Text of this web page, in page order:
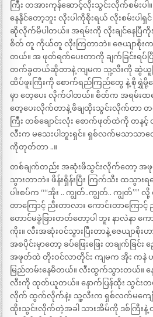
ကြီး တအားကုန်ဆောင့်လိုးသွင်းလိုက်စမ်းပါ။
နေနိုင်တော့ဘူး လိုးပါကိုစိုးရယ် လိုးစမ်းပါရှ
ဆိုလိုက်မိပါတယ်။ အရမ်းကို လိုးချင်နေပြီကိုး
စိတ် တူ ကိုယ်တူ လိုးကြတာဘဲ။ ဇေယျာစိုး
တယ်။ အ ဖုတ်ရက်ပေးတာကို ချက်ခြင်းရပ်
တက်ခွတယ်ဆိုတာနဲ့ ကျမက သူ့လီးကို ဆွဲယူပြီ
ထိပ်ဖူးကြီးကို စောက်ရည်ကြည်တွေ နဲ့ စိုရွှဲမို့
မှာ တေ့ပေး လိုက်ပါတယ်။ စိတ်က အရမ်းထ
တေ့ပေးလိုက်တာနဲ့ ဖိချထိုးသွင်းလိုက်တာ တစ်
ကြီး တစ်ချောင်းလုံး စောက်ဖုတ်ထဲကို တနင့်
လီးက မသေးပါဘူးရှင်။ ရှစ်လက်မသာသာ
ကိုတုတ်တာ ..။
တစ်ချက်တည်း အဆုံးဖိသွင်းလိုက်တော့ အဖုတ်
သွားတာဘဲ။ ဖိန်းရှိန်းပြီး ကြက်သီး ထသွား
ပါးစပ်က ““အိုး .. ကျွတ်..ကျွတ်.. ကျွတ်
တာကြောင့် ညီးတာလား ကောင်းတာကြော
တောင်မခွဲခြားတတ်တော့ပါ ဘူး နာလဲနာ က
ကိုး။ လီးအဆုံးဝင်သွားပြီးတာနဲ့ ဇေယျာစိုး
အစပိုင်းမှာတော့ ခပ်ဖြေးဖြေး တချက်ခြင်
အဖုတ်ထဲ တိုးဝင်လာတိုင်း ကျမက အိုး ကနဲ
မြည်တမ်းနေမိတယ်။ လီးထွက်သွားတယ်။ န
လီးကို ထုတ်ယူတယ်။ နောက်ပြန်ထိုး သွင်
လိုက် ထွက်လိုက်နဲ့။ သူ့လီးက ရှစ်လက်မကျေ
ထိုးသွင်းလိုက်တဲ့အခါ သားအိမ်ကို ဒစ်ကြီး